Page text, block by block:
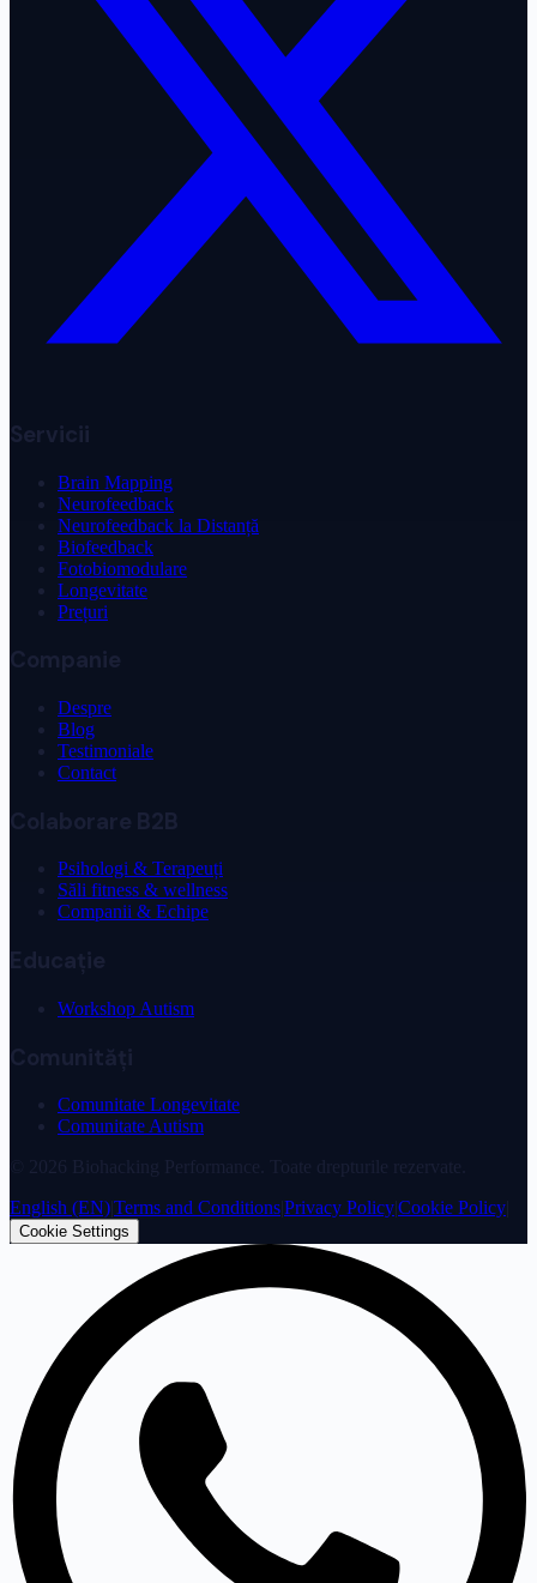
Servicii
Brain Mapping
Neurofeedback
Neurofeedback la Distanță
Biofeedback
Fotobiomodulare
Longevitate
Prețuri
Companie
Despre
Blog
Testimoniale
Contact
Colaborare B2B
Psihologi & Terapeuți
Săli fitness & wellness
Companii & Echipe
Educație
Workshop Autism
Comunități
Comunitate Longevitate
Comunitate Autism
English (EN)Terms and ConditionsPrivacy PolicyCookie Policy
Cookie Settings